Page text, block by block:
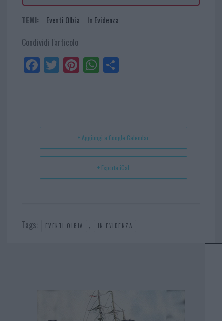
TEMI: Eventi Olbia In Evidenza
Condividi l'articolo
Fa
ce
Tw
itt
Pi
nt
t
W
ha
p
Sh
+ Aggiungi a Google Calendar
+ Esporta iCal
Tags: EVENTI OLBIA , IN EVIDENZA